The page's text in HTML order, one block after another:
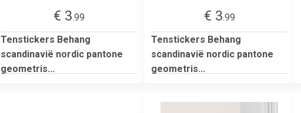
€ 3.99
Tenstickers Behang
scandinavië nordic pantone
geometris...
€ 3.99
Tenstickers Behang
scandinavië nordic pantone
geometris...